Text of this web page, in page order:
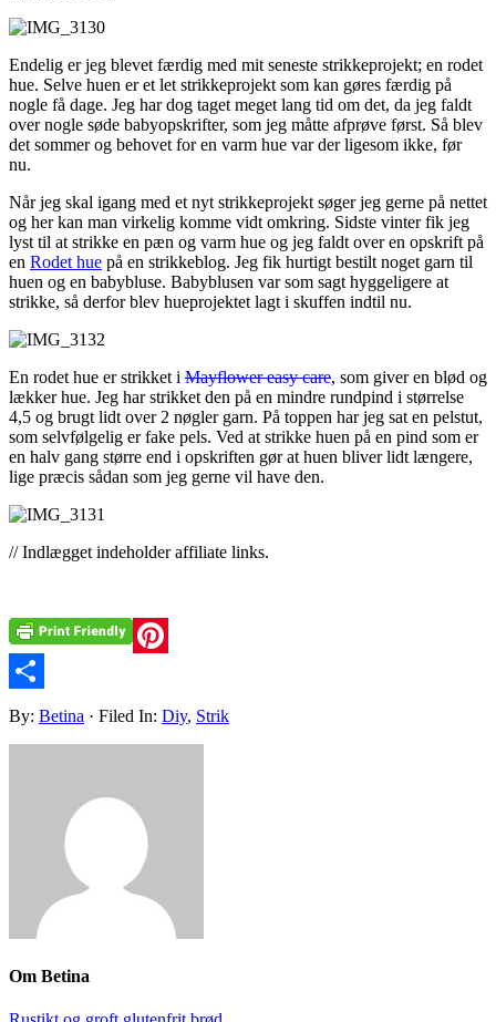
Endelig er jeg blevet færdig med mit seneste strikkeprojekt; en rodet
hue. Selve huen er et let strikkeprojekt som kan gøres færdig på
nogle få dage. Jeg har dog taget meget lang tid om det, da jeg faldt
over nogle søde babyopskrifter, som jeg måtte afprøve først. Så blev
det sommer og behovet for en varm hue var der ligesom ikke, før
nu.
Når jeg skal igang med et nyt strikkeprojekt søger jeg gerne på nettet
og her kan man virkelig komme vidt omkring. Sidste vinter fik jeg
lyst til at strikke en pæn og varm hue og jeg faldt over en opskrift på
en Rodet hue på en strikkeblog. Jeg fik hurtigt bestilt noget garn til
huen og en babybluse. Babyblusen var som sagt hyggeligere at
strikke, så derfor blev hueprojektet lagt i skuffen indtil nu.
En rodet hue er strikket i Mayflower easy care, som giver en blød og
lækker hue. Jeg har strikket den på en mindre rundpind i størrelse
4,5 og brugt lidt over 2 nøgler garn. På toppen har jeg sat en pelstut,
som selvfølgelig er fake pels. Ved at strikke huen på en pind som er
en halv gang større end i opskriften gør at huen bliver lidt længere,
lige præcis sådan som jeg gerne vil have den.
// Indlægget indeholder affiliate links.
Pinterest
Share
By: Betina · Filed In: Diy, Strik
Om Betina